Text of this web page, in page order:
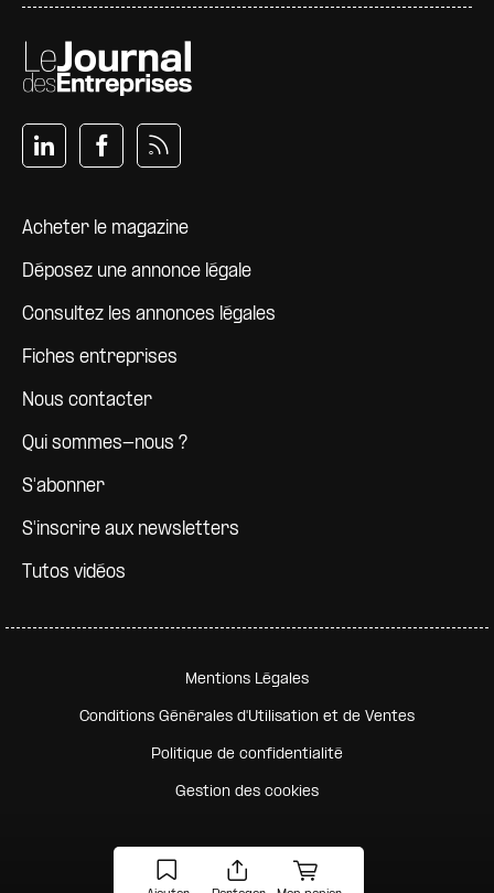
Pied de page
Acheter le magazine
Déposez une annonce légale
Consultez les annonces légales
Fiches entreprises
Nous contacter
Qui sommes-nous ?
S'abonner
S'inscrire aux newsletters
Tutos vidéos
Pied de page secondaire
Mentions Légales
Conditions Générales d'Utilisation et de Ventes
Politique de confidentialité
Gestion des cookies